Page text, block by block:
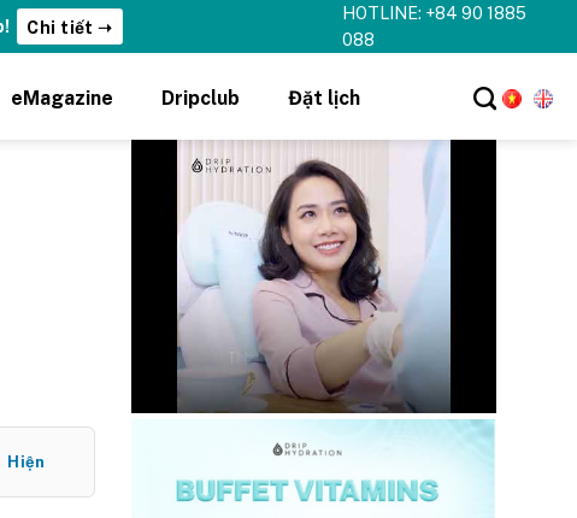
Chi tiết ➝
HOTLINE: +84 90 1885
088
eMagazine Dripclub Đặt lịch
Hiện